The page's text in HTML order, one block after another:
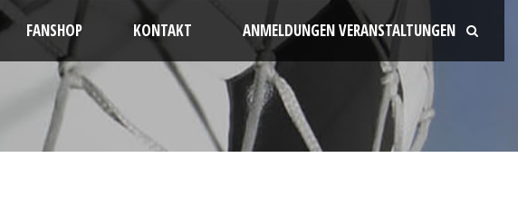
FANSHOP KONTAKT ANMELDUNGEN VERANSTALTUNGEN